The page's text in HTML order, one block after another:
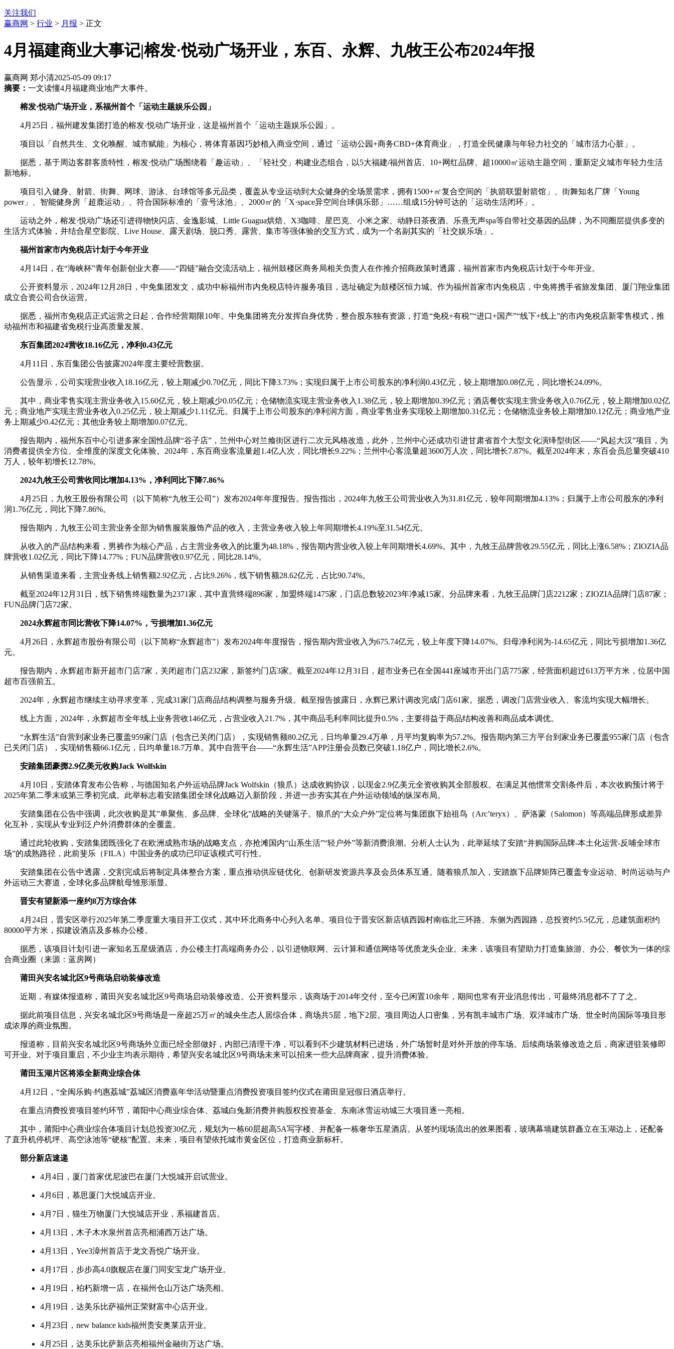
关注我们
赢商网 > 行业 > 月报 > 正文
4月福建商业大事记|榕发·悦动广场开业，东百、永辉、九牧王公布2024年报
赢商网 郑小清2025-05-09 09:17
摘要： 一文读懂4月福建商业地产大事件。
榕发·悦动广场开业，系福州首个「运动主题娱乐公园」
4月25日，福州建发集团打造的榕发·悦动广场开业，这是福州首个「运动主题娱乐公园」。
项目以「自然共生、文化唤醒、城市赋能」为核心，将体育基因巧妙植入商业空间，通过「运动公园+商务CBD+体育商业」，打造全民健康与年轻力社交的「城市活力心脏」。
据悉，基于周边客群客质特性，榕发·悦动广场围绕着「趣运动」、「轻社交」构建业态组合，以5大福建/福州首店、10+网红品牌、超10000㎡运动主题空间，重新定义城市年轻力生活
新地标。
项目引入健身、射箭、街舞、网球、游泳、台球馆等多元品类，覆盖从专业运动到大众健身的全场景需求，拥有1500+㎡复合空间的「执箭联盟射箭馆」、街舞知名厂牌「Young
power」、智能健身房「超鹿运动」、符合国际标准的「壹号泳池」、2000㎡的「X·space异空间台球俱乐部」……组成15分钟可达的「运动生活闭环」。
运动之外，榕发·悦动广场还引进得物快闪店、金逸影城、Little Guagua烘焙、X3咖啡、星巴克、小米之家、动静日茶夜酒、乐熹无声spa等自带社交基因的品牌，为不同圈层提供多变的
生活方式体验，并结合星空影院、Live House、露天剧场、脱口秀、露营、集市等强体验的交互方式，成为一个名副其实的「社交娱乐场」。
福州首家市内免税店计划于今年开业
4月14日，在“海峡杯”青年创新创业大赛——“四链”融合交流活动上，福州鼓楼区商务局相关负责人在作推介招商政策时透露，福州首家市内免税店计划于今年开业。
公开资料显示，2024年12月28日，中免集团发文，成功中标福州市内免税店特许服务项目，选址确定为鼓楼区恒力城。作为福州首家市内免税店，中免将携手省旅发集团、厦门翔业集团
成立合资公司合伙运营。
据悉，福州市免税店正式运营之日起，合作经营期限10年。中免集团将充分发挥自身优势，整合股东独有资源，打造“免税+有税”“进口+国产”“线下+线上”的市内免税店新零售模式，推
动福州市和福建省免税行业高质量发展。
东百集团2024营收18.16亿元，净利0.43亿元
4月11日，东百集团公告披露2024年度主要经营数据。
公告显示，公司实现营业收入18.16亿元，较上期减少0.70亿元，同比下降3.73%；实现归属于上市公司股东的净利润0.43亿元，较上期增加0.08亿元，同比增长24.09%。
其中，商业零售实现主营业务收入15.60亿元，较上期减少0.05亿元；仓储物流实现主营业务收入1.38亿元，较上期增加0.39亿元；酒店餐饮实现主营业务收入0.76亿元，较上期增加0.02亿
元；商业地产实现主营业务收入0.25亿元，较上期减少1.11亿元。归属于上市公司股东的净利润方面，商业零售业务实现较上期增加0.31亿元；仓储物流业务较上期增加0.12亿元；商业地产业
务上期减少0.42亿元；其他业务较上期增加0.07亿元。
报告期内，福州东百中心引进多家全国性品牌“谷子店”，兰州中心对兰飨街区进行二次元风格改造，此外，兰州中心还成功引进甘肃省首个大型文化演绎型街区——“风起大汉”项目，为
消费者提供全方位、全维度的深度文化体验。2024年，东百商业客流量超1.4亿人次，同比增长9.22%；兰州中心客流量超3600万人次，同比增长7.87%。截至2024年末，东百会员总量突破410
万人，较年初增长12.78%。
2024九牧王公司营收同比增加4.13%，净利同比下降7.86%
4月25日，九牧王股份有限公司（以下简称“九牧王公司”）发布2024年年度报告。报告指出，2024年九牧王公司营业收入为31.81亿元，较年同期增加4.13%；归属于上市公司股东的净利
润1.76亿元，同比下降7.86%。
报告期内，九牧王公司主营业务全部为销售服装服饰产品的收入，主营业务收入较上年同期增长4.19%至31.54亿元。
从收入的产品结构来看，男裤作为核心产品，占主营业务收入的比重为48.18%，报告期内营业收入较上年同期增长4.69%。其中，九牧王品牌营收29.55亿元，同比上涨6.58%；ZIOZIA品
牌营收1.02亿元，同比下降14.77%；FUN品牌营收0.97亿元，同比28.14%。
从销售渠道来看，主营业务线上销售额2.92亿元，占比9.26%，线下销售额28.62亿元，占比90.74%。
截至2024年12月31日，线下销售终端数量为2371家，其中直营终端896家，加盟终端1475家，门店总数较2023年净减15家。分品牌来看，九牧王品牌门店2212家；ZIOZIA品牌门店87家；
FUN品牌门店72家。
2024永辉超市同比营收下降14.07%，亏损增加1.36亿元
4月26日，永辉超市股份有限公司（以下简称“永辉超市”）发布2024年年度报告，报告期内营业收入为675.74亿元，较上年度下降14.07%。归母净利润为-14.65亿元，同比亏损增加1.36亿
元。
报告期内，永辉超市新开超市门店7家，关闭超市门店232家，新签约门店3家。截至2024年12月31日，超市业务已在全国441座城市开出门店775家，经营面积超过613万平方米，位居中国
超市百强前五。
2024年，永辉超市继续主动寻求变革，完成31家门店商品结构调整与服务升级。截至报告披露日，永辉已累计调改完成门店61家。据悉，调改门店营业收入、客流均实现大幅增长。
线上方面，2024年，永辉超市全年线上业务营收146亿元，占营业收入21.7%，其中商品毛利率同比提升0.5%，主要得益于商品结构改善和商品成本调优。
“永辉生活”自营到家业务已覆盖959家门店（包含已关闭门店），实现销售额80.2亿元，日均单量29.4万单，月平均复购率为57.2%。报告期内第三方平台到家业务已覆盖955家门店（包含
已关闭门店），实现销售额66.1亿元，日均单量18.7万单。其中自营平台——“永辉生活”APP注册会员数已突破1.18亿户，同比增长2.6%。
安踏集团豪掷2.9亿美元收购Jack Wolfskin
4月10日，安踏体育发布公告称，与德国知名户外运动品牌Jack Wolfskin（狼爪）达成收购协议，以现金2.9亿美元全资收购其全部股权。在满足其他惯常交割条件后，本次收购预计将于
2025年第二季末或第三季初完成。此举标志着安踏集团全球化战略迈入新阶段，并进一步夯实其在户外运动领域的纵深布局。
安踏集团在公告中强调，此次收购是其”单聚焦、多品牌、全球化”战略的关键落子。狼爪的“大众户外”定位将与集团旗下始祖鸟（Arc’teryx）、萨洛蒙（Salomon）等高端品牌形成差异
化互补，实现从专业到泛户外消费群体的全覆盖。
通过此轮收购，安踏集团既强化了在欧洲成熟市场的战略支点，亦抢滩国内“山系生活”“轻户外”等新消费浪潮。分析人士认为，此举延续了安踏“并购国际品牌-本土化运营-反哺全球市
场”的成熟路径，此前斐乐（FILA）中国业务的成功已印证该模式可行性。
安踏集团在公告中透露，交割完成后将制定具体整合方案，重点推动供应链优化、创新研发资源共享及会员体系互通。随着狼爪加入，安踏旗下品牌矩阵已覆盖专业运动、时尚运动与户
外运动三大赛道，全球化多品牌航母雏形渐显。
晋安有望新添一座约8万方综合体
4月24日，晋安区举行2025年第二季度重大项目开工仪式，其中环北商务中心列入名单。项目位于晋安区新店镇西园村南临北三环路、东侧为西园路，总投资约5.5亿元，总建筑面积约
80000平方米，拟建设酒店及多栋办公楼。
据悉，该项目计划引进一家知名五星级酒店，办公楼主打高端商务办公，以引进物联网、云计算和通信网络等优质龙头企业。未来，该项目有望助力打造集旅游、办公、餐饮为一体的综
合商业圈（来源：蓝房网）
莆田兴安名城北区9号商场启动装修改造
近期，有媒体报道称，莆田兴安名城北区9号商场启动装修改造。公开资料显示，该商场于2014年交付，至今已闲置10余年，期间也常有开业消息传出，可最终消息都不了了之。
据此前项目信息，兴安名城北区9号商场是一座超25万㎡的城央生态人居综合体，商场共5层，地下2层。项目周边人口密集，另有凯丰城市广场、双洋城市广场、世全时尚国际等项目形
成浓厚的商业氛围。
报道称，目前兴安名城北区9号商场外立面已经全部做好，内部已清理干净，可以看到不少建筑材料已进场，外广场暂时是对外开放的停车场。后续商场装修改造之后，商家进驻装修即
可开业。对于项目重启，不少业主均表示期待，希望兴安名城北区9号商场未来可以招来一些大品牌商家，提升消费体验。
莆田玉湖片区将添全新商业综合体
4月12日，“全闽乐购·约惠荔城”荔城区消费嘉年华活动暨重点消费投资项目签约仪式在莆田皇冠假日酒店举行。
在重点消费投资项目签约环节，莆阳中心商业综合体、荔城白兔新消费并购股权投资基金、东南冰雪运动城三大项目逐一亮相。
其中，莆阳中心商业综合体项目计划总投资30亿元，规划为一栋60层超高5A写字楼、并配备一栋奢华五星酒店。从签约现场流出的效果图看，玻璃幕墙建筑群矗立在玉湖边上，还配备
了直升机停机坪、高空泳池等“硬核”配置。未来，项目有望依托城市黄金区位，打造商业新标杆。
部分新店速递
4月4日，厦门首家优尼波巴在厦门大悦城开启试营业。
4月6日，慕思厦门大悦城店开业。
4月7日，猫生万物厦门大悦城店开业，系福建首店。
4月13日，木子木水泉州首店亮相浦西万达广场。
4月13日，Yee3漳州首店于龙文吾悦广场开业。
4月17日，步步高4.0旗舰店在厦门同安宝龙广场开业。
4月19日，袙朽新增一店，在福州仓山万达广场亮相。
4月19日，达美乐比萨福州正荣财富中心店开业。
4月23日，new balance kids福州贵安奥莱店开业。
4月25日，达美乐比萨新店亮相福州金融街万达广场。